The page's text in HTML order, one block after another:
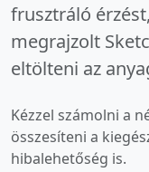
frusztráló
megrajzolt
eltölteni az
Kézzel számolni a
összesíteni a
hibalehetőség is.